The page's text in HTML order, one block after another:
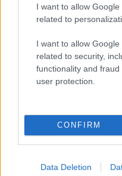
I want to allow
related to
I want to allow
related to security,
functionality and
user protection.
CONFIRM
Data Deletion
MÉRKŐZÉSE
Az energiaellátás
előrébb hozták a Brest